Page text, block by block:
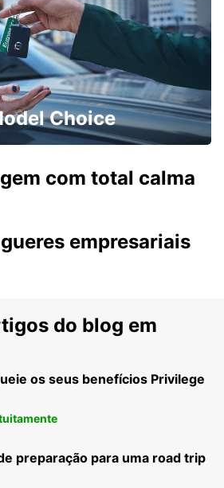
Choice
com total calma
empresariais
do blog em
os seus benefícios Privilege
preparação para uma road trip